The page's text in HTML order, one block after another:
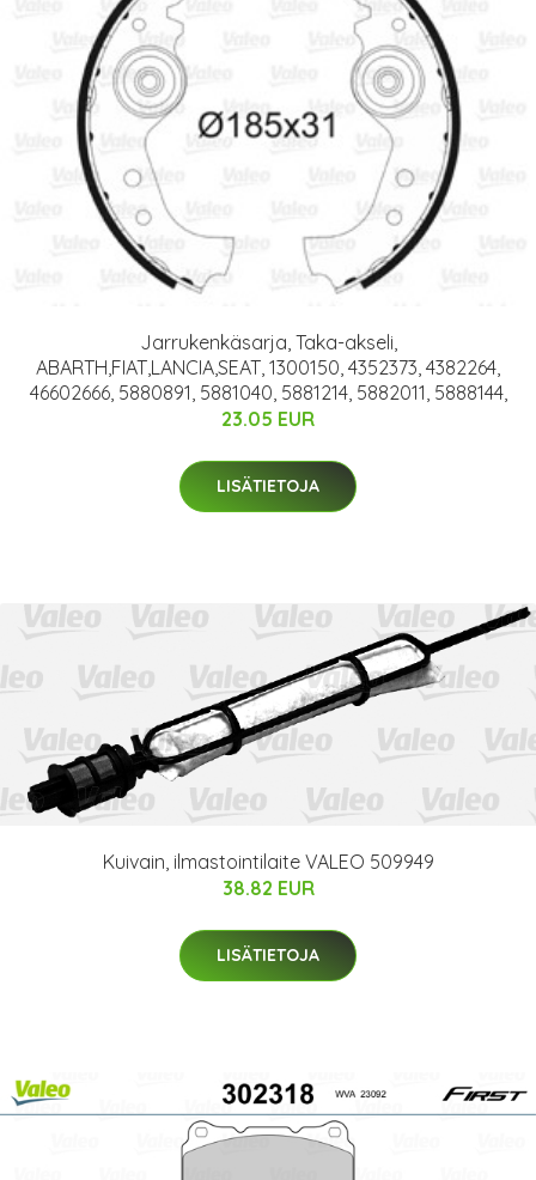
Jarrukenkäsarja, Taka-akseli,
ABARTH,FIAT,LANCIA,SEAT, 1300150, 4352373, 4382264,
46602666, 5880891, 5881040, 5881214, 5882011, 5888144,
23.05 EUR
LISÄTIETOJA
Kuivain, ilmastointilaite VALEO 509949
38.82 EUR
LISÄTIETOJA